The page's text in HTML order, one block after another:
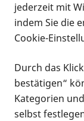
Infomaterial
Vorlesen
Alle
Formaten
jederzeit mit
indem Sie die
Cookie-
Durch das
bestätigen“
Kategorien
selbst